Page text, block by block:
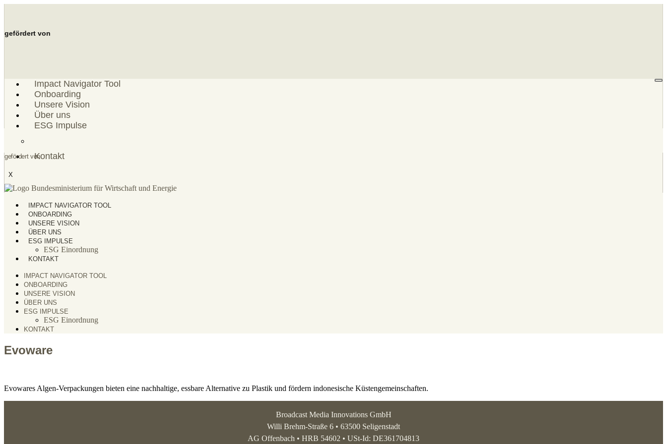
gefördert von
Impact Navigator Tool
Onboarding
Unsere Vision
Über uns
ESG Impulse
Kontakt
X
gefördert von
IMPACT NAVIGATOR TOOL
ONBOARDING
UNSERE VISION
ÜBER UNS
ESG IMPULSE
ESG Einordnung
KONTAKT
IMPACT NAVIGATOR TOOL
ONBOARDING
UNSERE VISION
ÜBER UNS
ESG IMPULSE
ESG Einordnung
KONTAKT
Evoware
Evowares Algen-Verpackungen bieten eine nachhaltige, essbare Alternative zu Plastik und fördern indonesische Küstengemeinschaften.
Broadcast Media Innovations GmbH
Willi Brehm-Straße 6 • 63500 Seligenstadt
AG Offenbach • HRB 54602 • USt-Id: DE361704813